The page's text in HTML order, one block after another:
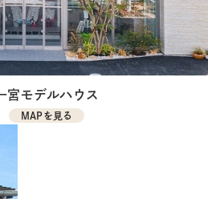
宮モデルハウス
MAPを見る